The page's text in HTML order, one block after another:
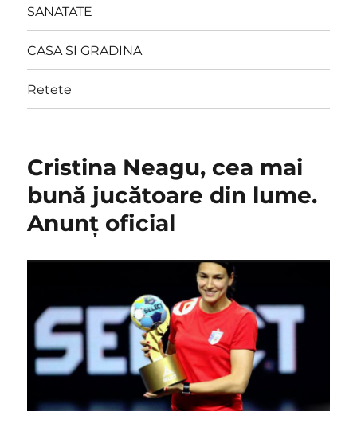
SANATATE
CASA SI GRADINA
Retete
Cristina Neagu, cea mai
bună jucătoare din lume.
Anunţ oficial